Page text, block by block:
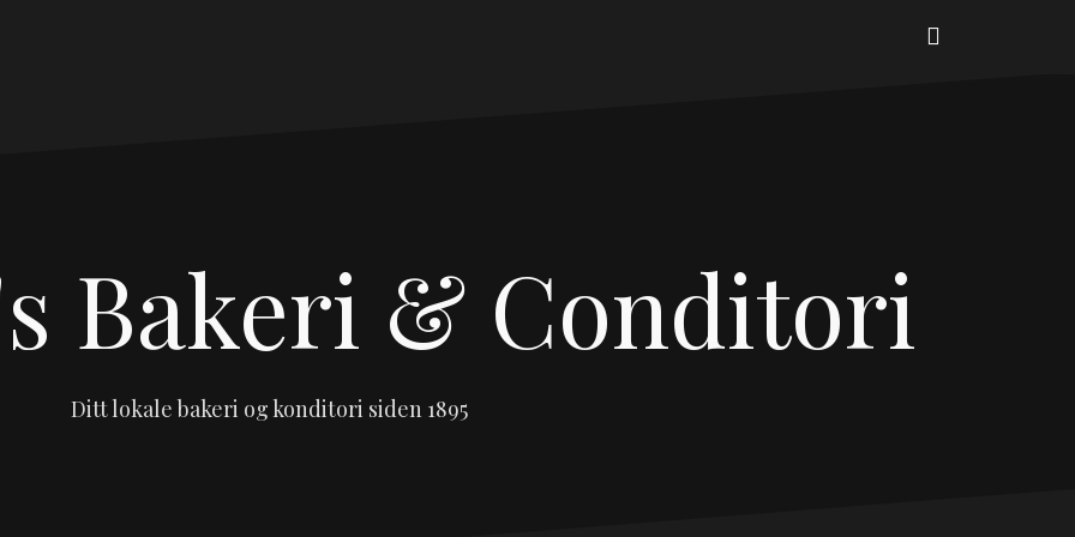
Bakeri & Conditori
Ditt lokale bakeri og konditori siden 1895